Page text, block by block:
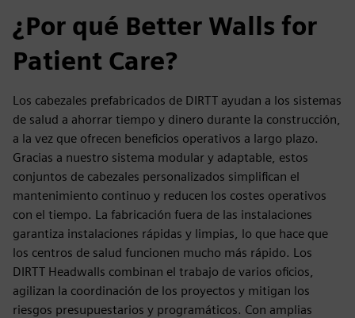
¿Por qué Better Walls for
Patient Care?
Los cabezales prefabricados de DIRTT ayudan a los sistemas
de salud a ahorrar tiempo y dinero durante la construcción,
a la vez que ofrecen beneficios operativos a largo plazo.
Gracias a nuestro sistema modular y adaptable, estos
conjuntos de cabezales personalizados simplifican el
mantenimiento continuo y reducen los costes operativos
con el tiempo. La fabricación fuera de las instalaciones
garantiza instalaciones rápidas y limpias, lo que hace que
los centros de salud funcionen mucho más rápido. Los
DIRTT Headwalls combinan el trabajo de varios oficios,
agilizan la coordinación de los proyectos y mitigan los
riesgos presupuestarios y programáticos. Con amplias